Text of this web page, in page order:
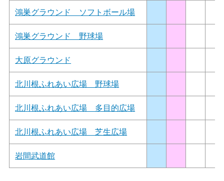
鴻巣グラウンド ソフトボール場
鴻巣グラウンド 野球場
大原グラウンド
北川根ふれあい広場 野球場
北川根ふれあい広場 多目的広場
北川根ふれあい広場 芝生広場
岩間武道館